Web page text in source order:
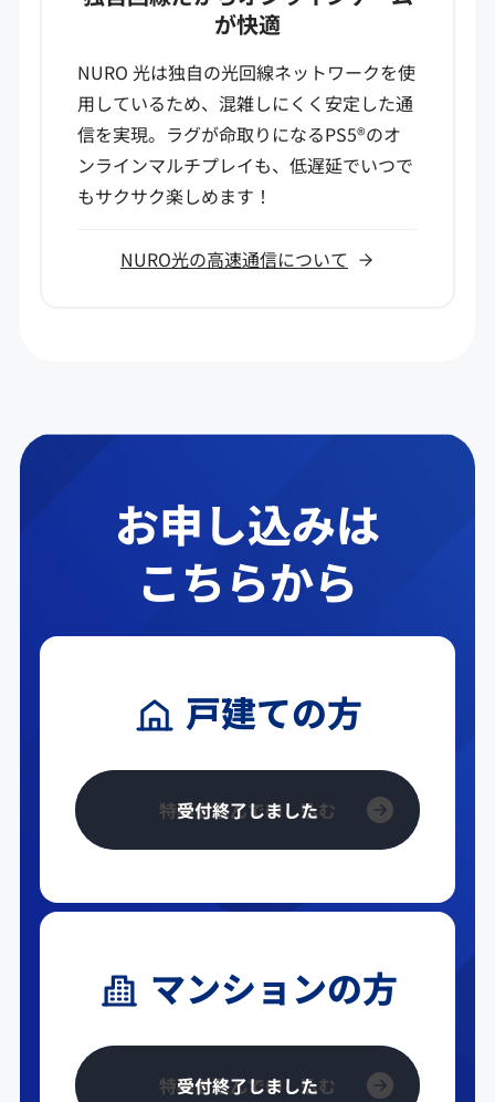
が快適
NURO 光は独自の光回線ネットワークを使
用しているため、混雑しにくく安定した通
信を実現。ラグが命取りになるPS5®のオ
ンラインマルチプレイも、低遅延でいつで
もサクサク楽しめます！
NURO光の高速通信について
お申し込みは
こちらから
戸建ての方
特典を選んで申し込む
マンションの方
特典を選んで申し込む